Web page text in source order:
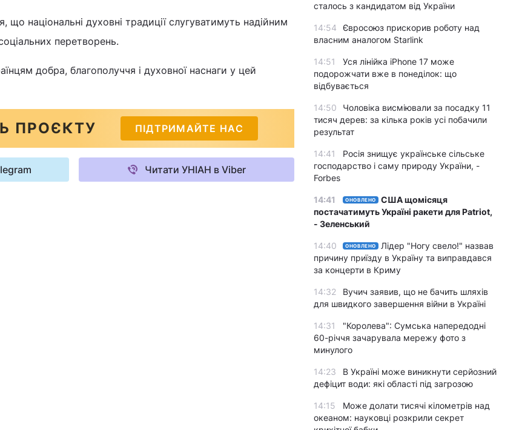
що національні духовні традиції слугуватимуть надійним
перетворень.
добра, благополуччя і духовної наснаги у цей
ПРОЄКТУ ПІДТРИМАЙТЕ НАС
Читати УНІАН в Viber
сталось з кандидатом від України
14:54
Євросоюз прискорив роботу над
власним аналогом Starlink
14:51
Уся лінійка iPhone 17 може
подорожчати вже в понеділок: що
відбувається
14:50
Чоловіка висміювали за посадку 11
тисяч дерев: за кілька років усі побачили
результат
14:41
Росія знищує українське сільське
господарство і саму природу України, -
Forbes
14:41 ОНОВЛЕНО
США щомісяця
постачатимуть Україні ракети для Patriot,
- Зеленський
14:40 ОНОВЛЕНО
Лідер "Ногу свело!" назвав
причину приїзду в Україну та виправдався
за концерти в Криму
14:32
Вучич заявив, що не бачить шляхів
для швидкого завершення війни в Україні
14:31
"Королева": Сумська напередодні
60-річчя зачарувала мережу фото з
минулого
14:23
В Україні може виникнути серйозний
дефіцит води: які області під загрозою
14:15
Може долати тисячі кілометрів над
океаном: науковці розкрили секрет